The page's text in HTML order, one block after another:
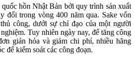
hồn Nhật Bản bởi quy trình sản xuất
đổi trong vòng 400 năm qua. Sake vốn
công, dưới sự chỉ đạo của một người
Tuy nhiên ngày nay, để tăng công
giản hóa và giảm chi phí, nhiều hãng
để kiểm soát các công đoạn.